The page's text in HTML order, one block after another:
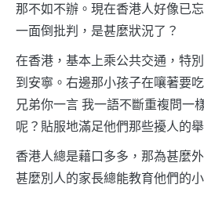
那不如不辦。現在香港人好像已
一面倒批判，是甚麼狀況了？
在香港，基本上乘公共交通，特
到安寧。右邊那小孩子在嚷著要
兄弟你一言 我一語不斷重複問一
呢？貼服地滿足他們那些擾人的舉
香港人總是藉口多多，那為甚麼
甚麼別人的家長總能教育他們的